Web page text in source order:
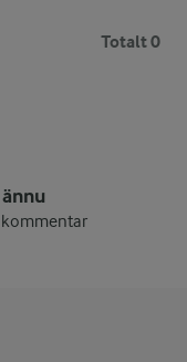
Totalt 0
kommentar